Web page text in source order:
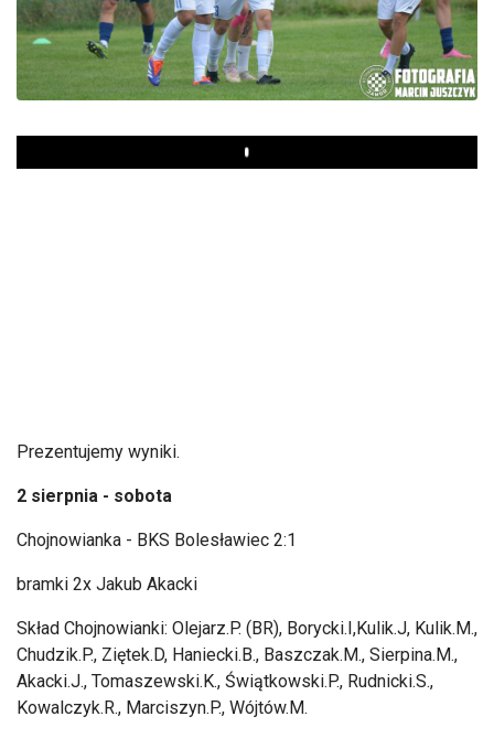
Play
Prezentujemy wyniki.
2 sierpnia - sobota
Chojnowianka - BKS Bolesławiec 2:1
bramki 2x Jakub Akacki
Skład Chojnowianki: Olejarz.P. (BR), Borycki.I,Kulik.J, Kulik.M.,
Chudzik.P., Ziętek.D, Haniecki.B., Baszczak.M., Sierpina.M.,
Akacki.J., Tomaszewski.K., Świątkowski.P., Rudnicki.S.,
Kowalczyk.R., Marciszyn.P., Wójtów.M.